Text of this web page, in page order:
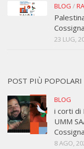
BLOG /
23 LUG,
POST PIÙ POPOLARI
BLOG
i corti di
UMM
8 AGO,